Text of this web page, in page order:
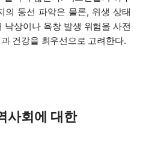
의 동선 파악은 물론, 위생 상태
낙상이나 욕창 발생 위험을 사전
건강을 최우선으로 고려한다.
사회에 대한